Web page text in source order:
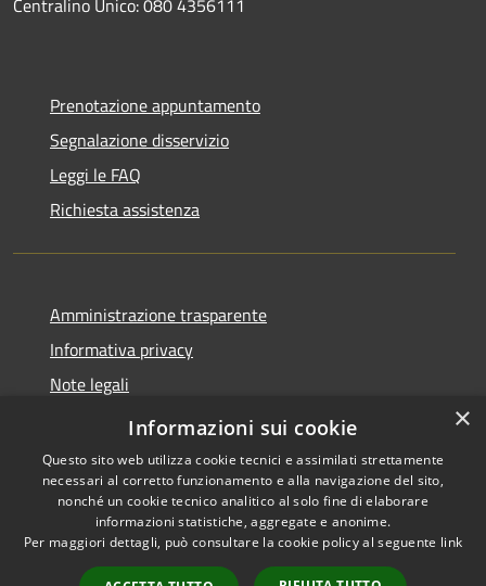
Centralino Unico: 080 4356111
Prenotazione appuntamento
Segnalazione disservizio
Leggi le FAQ
Richiesta assistenza
Amministrazione trasparente
Informativa privacy
Note legali
Dichiarazione di accessibilità
Accessibilità
Copyright © 2026 • Comune di
Locorotondo • Powered by
Municipium• Accesso
×
Informazioni sui cookie
Questo sito web utilizza cookie tecnici e assimilati strettamente
necessari al corretto funzionamento e alla navigazione del sito,
nonché un cookie tecnico analitico al solo fine di elaborare
informazioni statistiche, aggregate e anonime.
Per maggiori dettagli, può consultare la cookie policy al seguente link